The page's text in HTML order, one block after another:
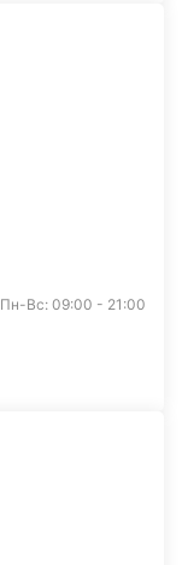
Пн-Вс: 09:00 - 21:00